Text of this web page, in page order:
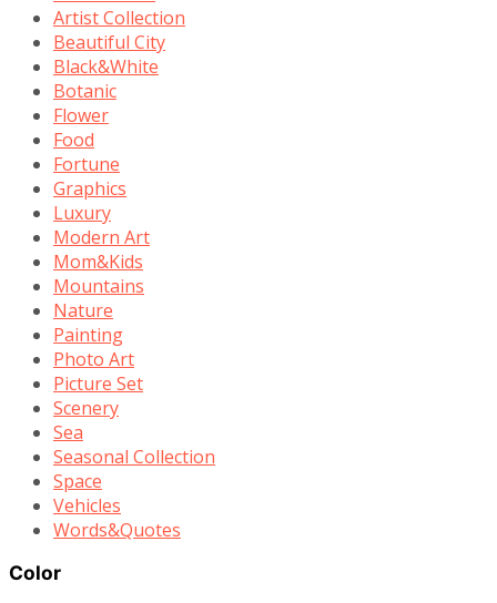
Artist Collection
Beautiful City
Black&White
Botanic
Flower
Food
Fortune
Graphics
Luxury
Modern Art
Mom&Kids
Mountains
Nature
Painting
Photo Art
Picture Set
Scenery
Sea
Seasonal Collection
Space
Vehicles
Words&Quotes
Color